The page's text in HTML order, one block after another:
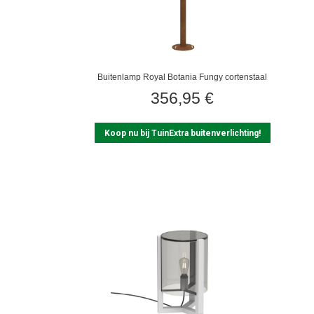
Buitenlamp Royal Botania Fungy cortenstaal
356,95 €
Koop nu bij TuinExtra buitenverlichting!